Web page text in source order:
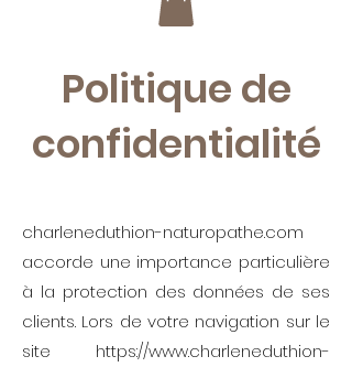
Politique de
confidentialité
charleneduthion-naturopathe.com
accorde une importance particulière
à la protection des données de ses
clients. Lors de votre navigation sur le
site https://www.charleneduthion-